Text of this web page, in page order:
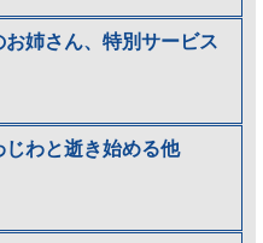
お姉さん、特別サービス
じわと逝き始める他